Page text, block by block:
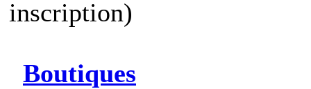
inscription)
Boutiques